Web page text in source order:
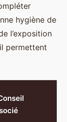
hygiène de
l’exposition
permettent